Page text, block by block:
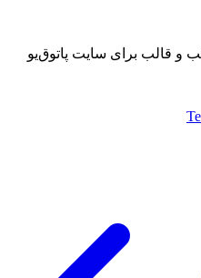
و قالب برای سایت پاتوق‌یو